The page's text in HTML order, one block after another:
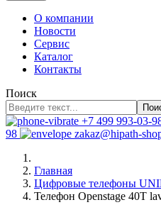
О компании
Новости
Сервис
Каталог
Контакты
Поиск
+7 499 993-03-
98
zakaz@hipath-
Главная
Цифровые телефоны
Телефон Openstage 40T